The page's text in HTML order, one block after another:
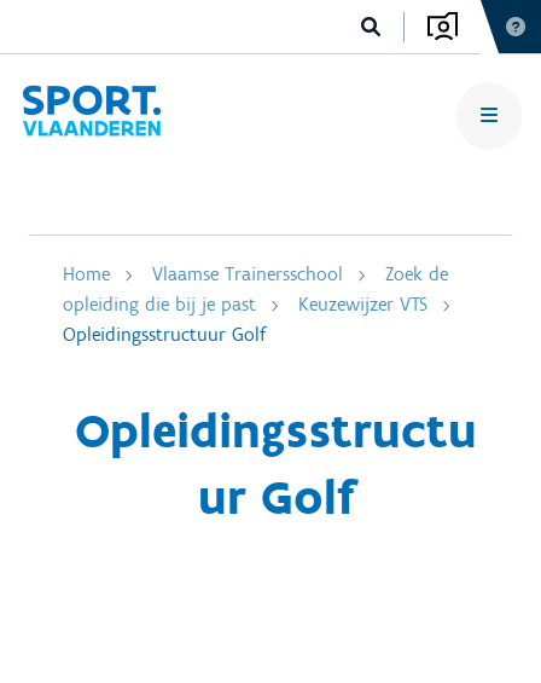
Home Vlaamse Trainersschool
Zoek de
opleiding die bij je past
Keuzewijzer VTS
Opleidingsstructuur Golf
Opleidingsstructu
ur Golf